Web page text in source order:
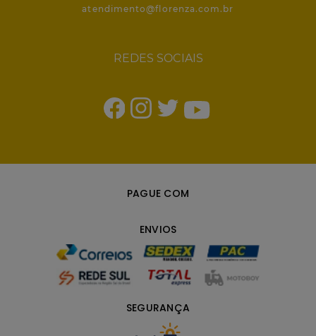
atendimento@florenza.com.br
REDES SOCIAIS
PAGUE COM
ENVIOS
SEGURANÇA